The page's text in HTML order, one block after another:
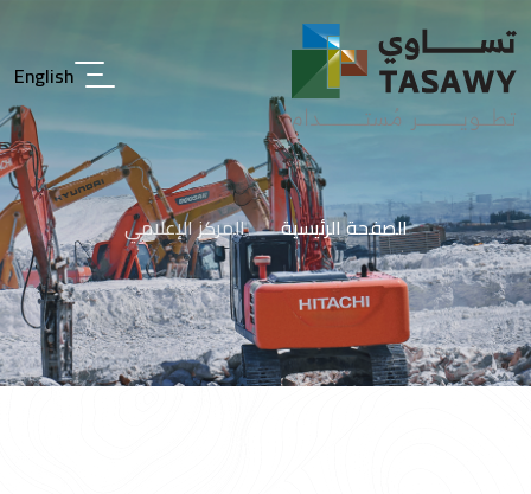
English
الصفحة الرئيسية المركز الإعلامي